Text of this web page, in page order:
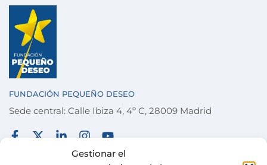
Gestionar el
FUNDACIÓN PEQUEÑO DESEO
Sede central: Calle Ibiza 4, 4º C, 28009 Madrid